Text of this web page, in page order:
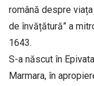
română despre
de învățătură” a
1643.
S-a născut în
Marmara, în